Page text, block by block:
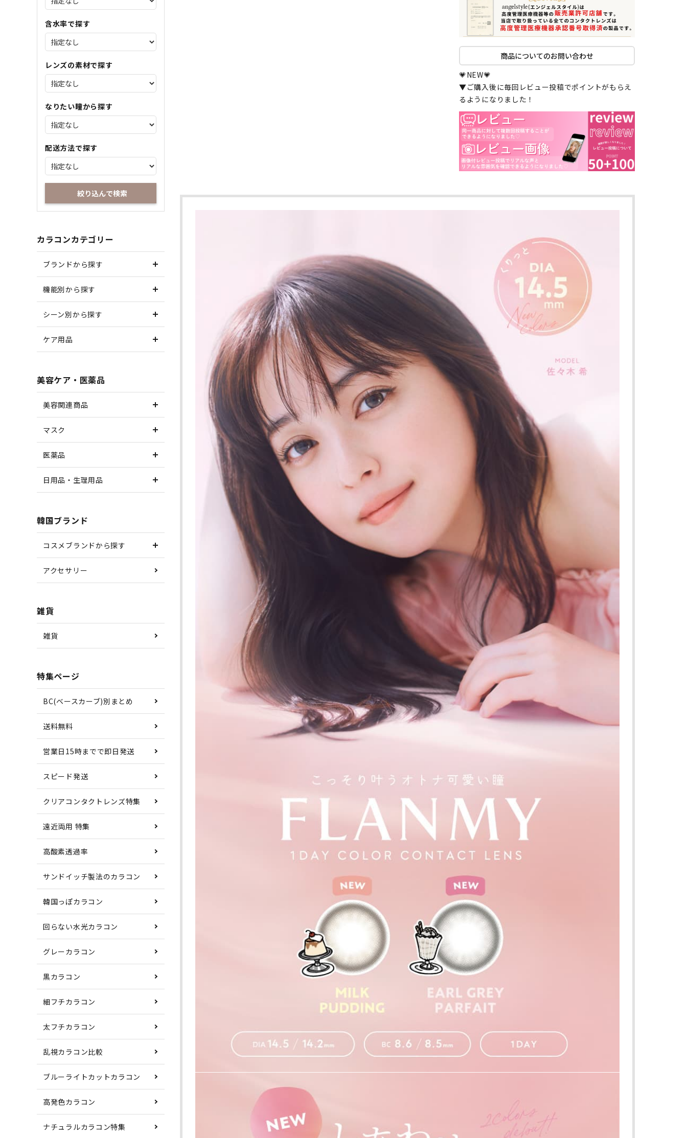
含水率で探す
レンズの素材で探す
なりたい瞳から探す
配送方法で探す
絞り込んで検索
カラコンカテゴリー
ブランドから探す
機能別から探す
シーン別から探す
ケア用品
美容ケア・医薬品
美容関連商品
マスク
医薬品
日用品・生理用品
韓国ブランド
コスメブランドから探す
アクセサリー
雑貨
雑貨
特集ページ
BC(ベースカーブ)別まとめ
送料無料
営業日15時までで即日発送
スピード発送
クリアコンタクトレンズ特集
遠近両用 特集
高酸素透過率
サンドイッチ製法のカラコン
韓国っぽカラコン
回らない水光カラコン
グレーカラコン
黒カラコン
細フチカラコン
太フチカラコン
乱視カラコン比較
ブルーライトカットカラコン
高発色カラコン
ナチュラルカラコン特集
商品についてのお問い合わせ
💗NEW💗
▼ご購入後に毎回レビュー投稿でポイントがもらえ
るようになりました！